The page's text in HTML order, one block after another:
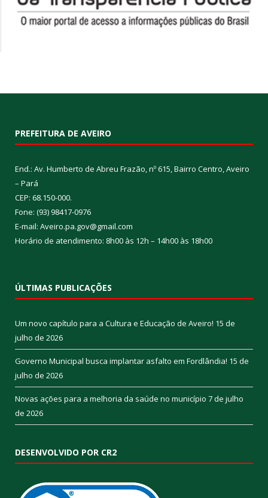
PREFEITURA DE AVEIRO
End.: Av. Humberto de Abreu Frazão, nº 615, Bairro Centro, Aveiro
– Pará
CEP: 68.150-000.
Fone: (93) 98417-0976
E-mail: Aveiro.pa.gov@gmail.com
Horário de atendimento: 8h00 às 12h – 14h00 às 18h00
ÚLTIMAS PUBLICAÇÕES
Um novo capítulo para a Cultura e Educação de Aveiro! 15 de
julho de 2026
Governo Municipal busca implantar asfalto em Fordlândia! 15 de
julho de 2026
Novas ações para a melhoria da saúde no município 7 de julho
de 2026
DESENVOLVIDO POR CR2